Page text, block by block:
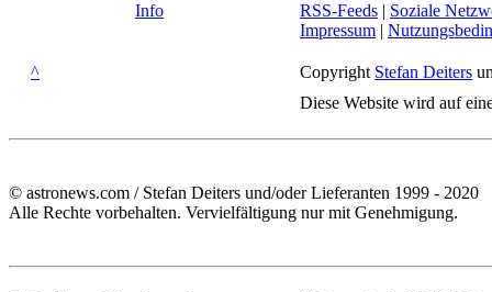
Info
RSS-Feeds | Soziale
Impressum |
^ Copyright Stefan Deiters
Diese Website wird auf
© astronews.com / Stefan Deiters und/oder Lieferanten 1999 - 2020
Alle Rechte vorbehalten. Vervielfältigung nur mit Genehmigung.